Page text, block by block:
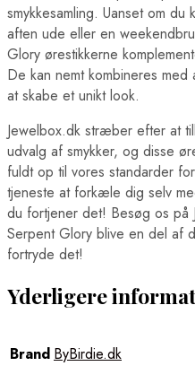
smykkesamling. Uanset om
aften ude eller en
Glory ørestikkerne
De kan nemt kombineres
at skabe et unikt look.
Jewelbox.dk stræber efter at
udvalg af smykker, og disse
fuldt op til vores standarder
tjeneste at forkæle dig selv
du fortjener det! Besøg os på
Serpent Glory blive en del af
fortryde det!
Yderligere
Brand ByBirdie.dk